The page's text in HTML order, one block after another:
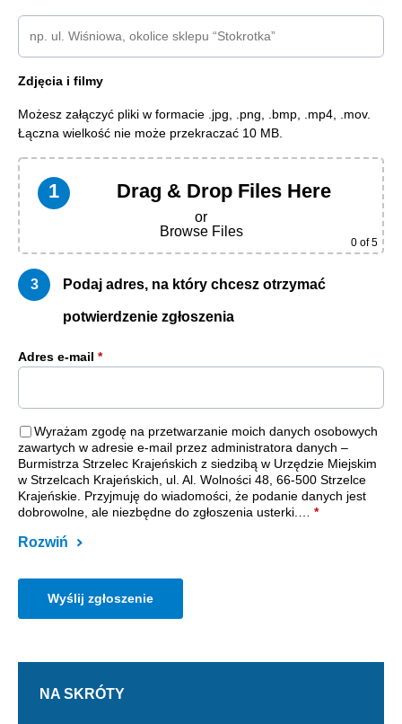
Zdjęcia i filmy
Możesz załączyć pliki w formacie .jpg, .png, .bmp, .mp4, .mov.
Łączna wielkość nie może przekraczać 10 MB.
Drag & Drop Files Here
or
Browse Files
0 of 5
Podaj adres, na który chcesz otrzymać
potwierdzenie zgłoszenia
Adres e-mail *
Wyrażam zgodę na przetwarzanie moich danych osobowych
zawartych w adresie e-mail przez administratora danych –
Burmistrza Strzelec Krajeńskich z siedzibą w Urzędzie Miejskim
w Strzelcach Krajeńskich, ul. Al. Wolności 48, 66-500 Strzelce
Krajeńskie. Przyjmuję do wiadomości, że podanie danych jest
dobrowolne, ale niezbędne do zgłoszenia usterki.… *
Rozwiń
NA SKRÓTY